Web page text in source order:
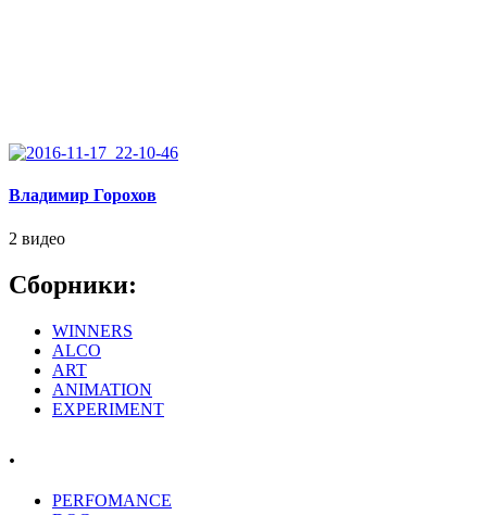
Владимир Горохов
2 видео
Сборники:
WINNERS
ALCO
ART
ANIMATION
EXPERIMENT
.
PERFOMANCE